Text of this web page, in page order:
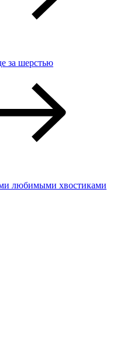
за шерстью
любимыми хвостиками